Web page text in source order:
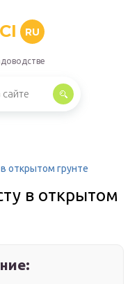
RU
открытом грунте
в открытом